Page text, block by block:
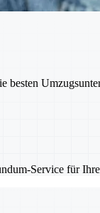
besten
Service für